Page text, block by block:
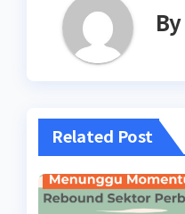
By
Related Post